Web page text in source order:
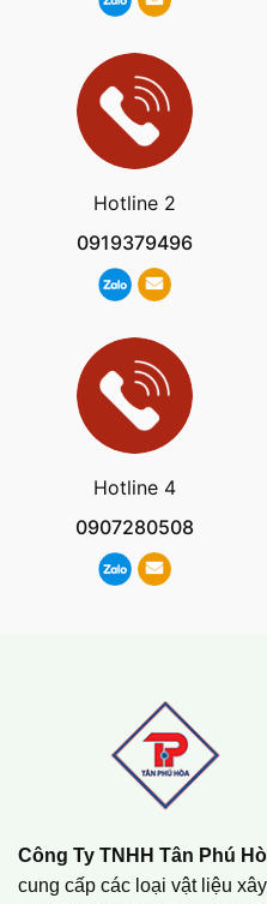
Hotline 2
0919379496
Hotline 4
0907280508
Công Ty TNHH Tân Phú
cung cấp các loại vật liệu